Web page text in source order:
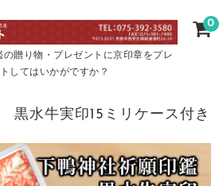
贈り物・プレゼントに京印章をプレ
してはいかがですか？
0
黒水牛実印15ミリケース付き